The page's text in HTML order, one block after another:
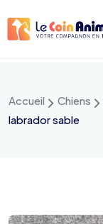
au
Accueil Chiens
labrador sable